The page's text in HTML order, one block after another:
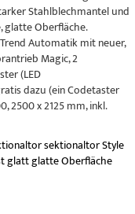
Stahlblechmantel und
glatte Oberfläche.
Automatik mit neuer,
Magic, 2
(LED
dazu (ein Codetaster
2500 x 2125 mm, inkl.
sektionaltorStyle
glattglatte Oberfläche